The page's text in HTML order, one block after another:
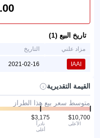
تاريخ البيع (1)
مزاد علني التاريخ
IAAI
2021-02-16
القيمة التقديرية
متوسط سعر بيع هذا الطراز
نادراً
أغلى
الأعلى